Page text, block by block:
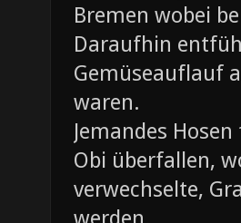
Bremen wobei
Daraufhin
Gemüseauflauf
waren.
Jemandes
Obi überfallen,
verwechselte,